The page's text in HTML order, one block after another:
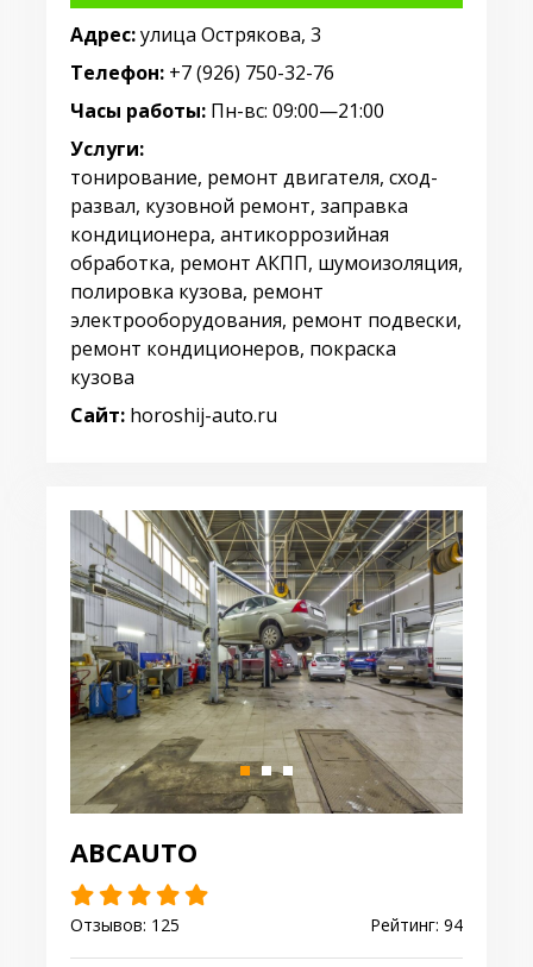
Адрес:улица Острякова, 3
Телефон: +7 (926) 750-32-76
Часы работы: Пн-вс: 09:00—21:00
Услуги:
тонирование, ремонт двигателя, сход-
развал, кузовной ремонт, заправка
кондиционера, антикоррозийная
обработка, ремонт АКПП, шумоизоляция,
полировка кузова, ремонт
электрооборудования, ремонт подвески,
ремонт кондиционеров, покраска
кузова
Сайт: horoshij-auto.ru
ABCAUTO
Отзывов: 125 Рейтинг: 94